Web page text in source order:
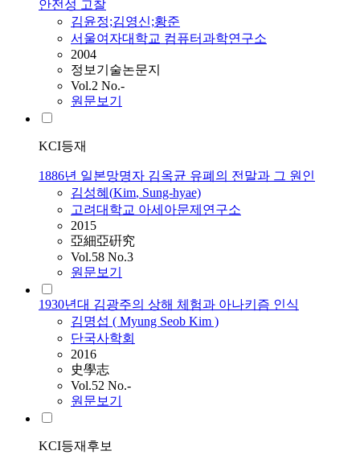
안전성 고찰
김윤정;김영신;황준
서울여자대학교 컴퓨터과학연구소
2004
정보기술논문지
Vol.2 No.-
원문보기
KCI등재
1886년 일본망명자 김옥균 유폐의 전말과 그 원인
김성혜(Kim, Sung-hyae)
고려대학교 아세아문제연구소
2015
亞細亞硏究
Vol.58 No.3
원문보기
1930년대 김광주의 상해 체험과 아나키즘 인식
김명섭 ( Myung Seob Kim )
단국사학회
2016
史學志
Vol.52 No.-
원문보기
KCI등재후보